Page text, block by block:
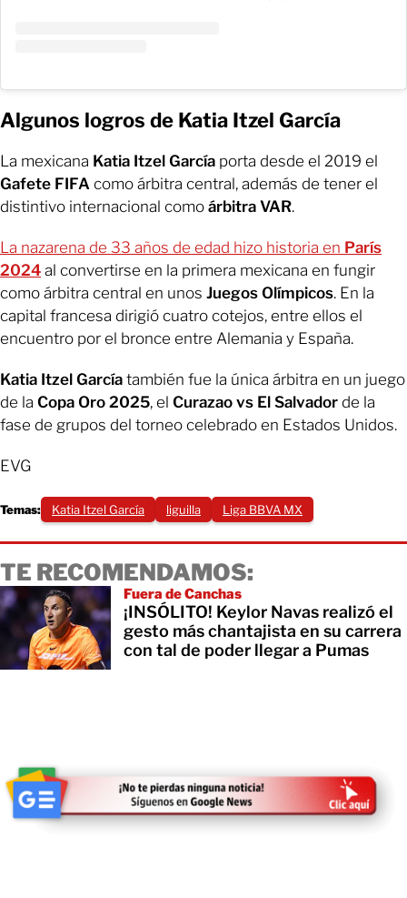
Algunos logros de Katia Itzel García
La mexicana Katia Itzel García porta desde el 2019 el
Gafete FIFA como árbitra central, además de tener el
distintivo internacional como árbitra VAR.
La nazarena de 33 años de edad hizo historia en París
2024 al convertirse en la primera mexicana en fungir
como árbitra central en unos Juegos Olímpicos. En la
capital francesa dirigió cuatro cotejos, entre ellos el
encuentro por el bronce entre Alemania y España.
Katia Itzel García también fue la única árbitra en un juego
de la Copa Oro 2025, el Curazao vs El Salvador de la
fase de grupos del torneo celebrado en Estados Unidos.
EVG
Temas: Katia Itzel García liguilla Liga BBVA MX
TE RECOMENDAMOS:
Fuera de Canchas
¡INSÓLITO! Keylor Navas realizó el
gesto más chantajista en su carrera
con tal de poder llegar a Pumas